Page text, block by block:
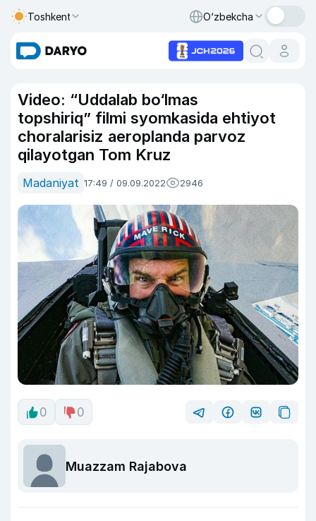
Toshkent O‘zbekcha
Video: “Uddalab bo‘lmas
topshiriq” filmi syomkasida ehtiyot
choralarisiz aeroplanda parvoz
qilayotgan Tom Kruz
Madaniyat 17:49 / 09.09.2022 2946
0 0
Muazzam Rajabova